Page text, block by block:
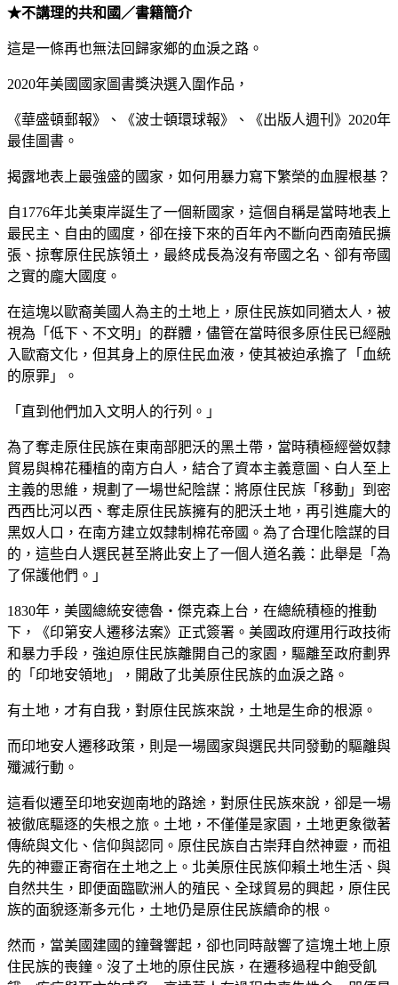
★不講理的共和國／書籍簡介
這是一條再也無法回歸家鄉的血淚之路。
2020年美國國家圖書獎決選入圍作品，
《華盛頓郵報》、《波士頓環球報》、《出版人週刊》2020年
最佳圖書。
揭露地表上最強盛的國家，如何用暴力寫下繁榮的血腥根基？
自1776年北美東岸誕生了一個新國家，這個自稱是當時地表上
最民主、自由的國度，卻在接下來的百年內不斷向西南殖民擴
張、掠奪原住民族領土，最終成長為沒有帝國之名、卻有帝國
之實的龐大國度。
在這塊以歐裔美國人為主的土地上，原住民族如同猶太人，被
視為「低下、不文明」的群體，儘管在當時很多原住民已經融
入歐裔文化，但其身上的原住民血液，使其被迫承擔了「血統
的原罪」。
「直到他們加入文明人的行列。」
為了奪走原住民族在東南部肥沃的黑土帶，當時積極經營奴隸
貿易與棉花種植的南方白人，結合了資本主義意圖、白人至上
主義的思維，規劃了一場世紀陰謀：將原住民族「移動」到密
西西比河以西、奪走原住民族擁有的肥沃土地，再引進龐大的
黑奴人口，在南方建立奴隸制棉花帝國。為了合理化陰謀的目
的，這些白人選民甚至將此安上了一個人道名義：此舉是「為
了保護他們。」
1830年，美國總統安德魯‧傑克森上台，在總統積極的推動
下，《印第安人遷移法案》正式簽署。美國政府運用行政技術
和暴力手段，強迫原住民族離開自己的家園，驅離至政府劃界
的「印地安領地」，開啟了北美原住民族的血淚之路。
有土地，才有自我，對原住民族來說，土地是生命的根源。
而印地安人遷移政策，則是一場國家與選民共同發動的驅離與
殲滅行動。
這看似遷至印地安迦南地的路途，對原住民族來說，卻是一場
被徹底驅逐的失根之旅。土地，不僅僅是家園，土地更象徵著
傳統與文化、信仰與認同。原住民族自古崇拜自然神靈，而祖
先的神靈正寄宿在土地之上。北美原住民族仰賴土地生活、與
自然共生，即便面臨歐洲人的殖民、全球貿易的興起，原住民
族的面貌逐漸多元化，土地仍是原住民族續命的根。
然而，當美國建國的鐘聲響起，卻也同時敲響了這塊土地上原
住民族的喪鐘。沒了土地的原住民族，在遷移過程中飽受飢